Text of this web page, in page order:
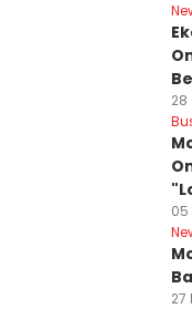
28
05
27